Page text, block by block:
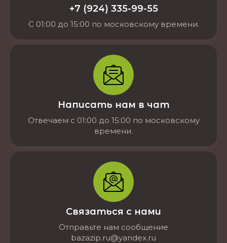
+7 (924) 335-99-55
С 01:00 до 15:00 по московскому времени.
Написать нам в чат
Отвечаем с 01:00 до 15:00 по московскому
времени.
Связаться с нами
Отправьте нам сообщение
bazazip.ru@yandex.ru